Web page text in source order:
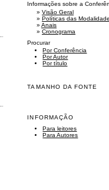
Informações sobre a
»Visão Geral
»Políticas das
»Anais
»Cronograma
Procurar
Por Conferência
Por Autor
Por título
TAMANHO DA FONTE
INFORMAÇÃO
Para leitores
Para Autores